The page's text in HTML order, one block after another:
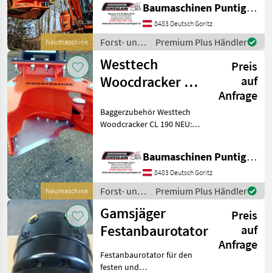
Neumaschine
Schneidedurchmesser
Hartholz 320 mm,
Scherenöffnung 1060 mm,
Ölmenge 70-15
Baumaschinen Puntigam GmbH
8483 Deutsch Goritz
Forst- und
Holztechnik
/ Westtech
Premium Plus Händler
Neumaschine
Westtech
Woocdracker CL
Preis
auf
Anfrage
Baggerzubehör Westtech
Woodcracker CL 190 NEU:
Schneidedurchmesser
Weichholz 250 mm,
Scherenöffnung 685 mm,
Ölme
Baumaschinen Puntigam GmbH
8483 Deutsch Goritz
Forst- und
Holztechnik
/ Westtech
Premium Plus Händler
Gamsjäger
Festanbaurotator
Preis
auf
Anfrage
Festanbaurotator für den
festen und